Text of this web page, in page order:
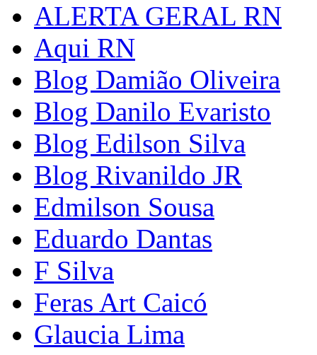
ALERTA GERAL RN
Aqui RN
Blog Damião Oliveira
Blog Danilo Evaristo
Blog Edilson Silva
Blog Rivanildo JR
Edmilson Sousa
Eduardo Dantas
F Silva
Feras Art Caicó
Glaucia Lima